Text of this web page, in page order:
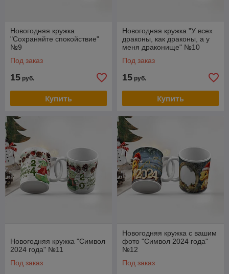
Новогодняя кружка
"Сохраняйте спокойствие"
№9
Под заказ
15 руб.
Купить
Новогодняя кружка "У всех
драконы, как драконы, а у
меня драконище" №10
Под заказ
15 руб.
Купить
Новогодняя кружка "Символ
2024 года" №11
Под заказ
Новогодняя кружка с вашим
фото "Символ 2024 года"
№12
Под заказ